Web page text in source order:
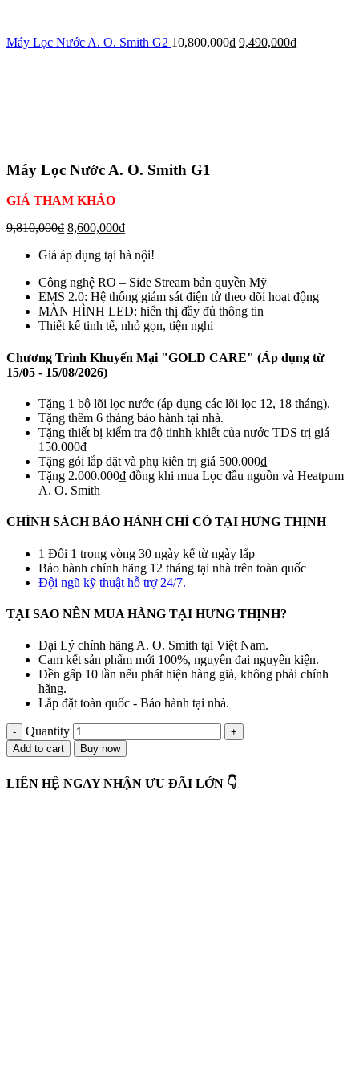
Máy Lọc Nước A. O. Smith G2 10,800,000₫ 9,490,000₫
Máy Lọc Nước A. O. Smith G1
GIÁ THAM KHẢO
9,810,000₫ 8,600,000₫
Giá áp dụng tại hà nội!
Công nghệ RO – Side Stream bản quyền Mỹ
EMS 2.0: Hệ thống giám sát điện tử theo dõi hoạt động
MÀN HÌNH LED: hiển thị đầy đủ thông tin
Thiết kế tinh tế, nhỏ gọn, tiện nghi
Chương Trình Khuyến Mại "GOLD CARE" (Áp dụng từ
15/05 - 15/08/2026)
Tặng 1 bộ lõi lọc nước (áp dụng các lõi lọc 12, 18 tháng).
Tặng thêm 6 tháng bảo hành tại nhà.
Tặng thiết bị kiểm tra độ tinhh khiết của nước TDS trị giá
150.000đ
Tặng gói lắp đặt và phụ kiên trị giá 500.000₫
Tặng 2.000.000₫ đồng khi mua Lọc đầu nguồn và Heatpum
A. O. Smith
CHÍNH SÁCH BẢO HÀNH CHỈ CÓ TẠI HƯNG THỊNH
1 Đổi 1 trong vòng 30 ngày kể từ ngày lắp
Bảo hành chính hãng 12 tháng tại nhà trên toàn quốc
Đội ngũ kỹ thuật hỗ trợ 24/7.
TẠI SAO NÊN MUA HÀNG TẠI HƯNG THỊNH?
Đại Lý chính hãng A. O. Smith tại Việt Nam.
Cam kết sản phẩm mới 100%, nguyên đai nguyên kiện.
Đền gấp 10 lần nếu phát hiện hàng giả, không phải chính
hãng.
Lắp đặt toàn quốc - Bảo hành tại nhà.
Quantity
Add to cart Buy now
LIÊN HỆ NGAY NHẬN ƯU ĐÃI LỚN 👇